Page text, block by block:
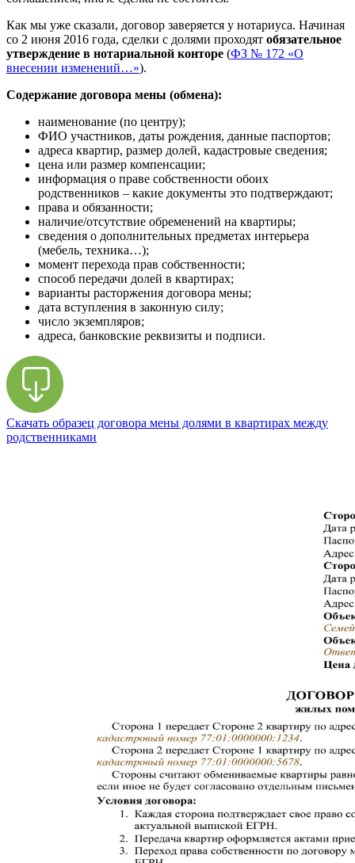
Как мы уже сказали, договор заверяется у нотариуса. Начиная
со 2 июня 2016 года, сделки с долями проходят обязательное
утверждение в нотариальной конторе (ФЗ № 172 «О
внесении изменений…»).
Содержание договора мены (обмена):
наименование (по центру);
ФИО участников, даты рождения, данные паспортов;
адреса квартир, размер долей, кадастровые сведения;
цена или размер компенсации;
информация о праве собственности обоих
родственников – какие документы это подтверждают;
права и обязанности;
наличие/отсутствие обременений на квартиры;
сведения о дополнительных предметах интерьера
(мебель, техника…);
момент перехода прав собственности;
способ передачи долей в квартирах;
варианты расторжения договора мены;
дата вступления в законную силу;
число экземпляров;
адреса, банковские реквизиты и подписи.
Скачать образец договора мены долями в квартирах между
родственниками